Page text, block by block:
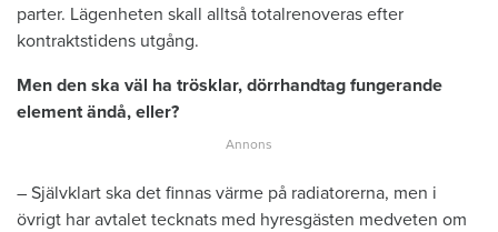
parter. Lägenheten skall alltså totalrenoveras efter
kontraktstidens utgång.
Men den ska väl ha trösklar, dörrhandtag fungerande
element ändå, eller?
– Självklart ska det finnas värme på radiatorerna, men i
övrigt har avtalet tecknats med hyresgästen medveten om